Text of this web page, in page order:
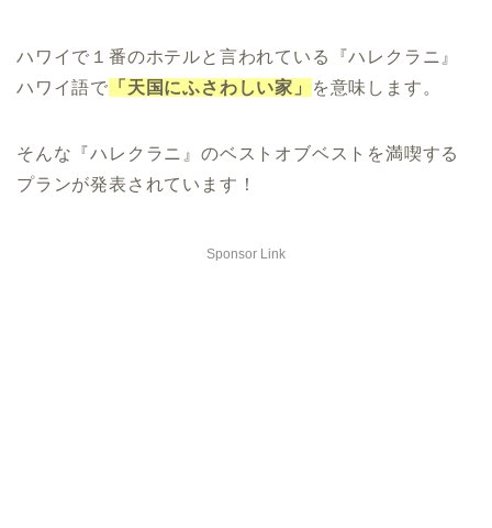
ハワイで１番のホテルと言われている『ハレクラニ』
ハワイ語で 「天国にふさわしい家」 を意味します。
そんな『ハレクラニ』のベストオブベストを満喫する
プランが発表されています！
Sponsor Link